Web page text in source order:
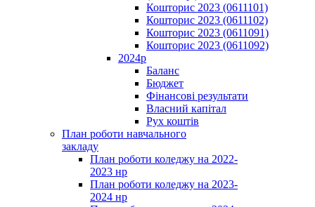
Кошторис 2023 (0611101)
Кошторис 2023 (0611102)
Кошторис 2023 (0611091)
Кошторис 2023 (0611092)
2024р
Баланс
Бюджет
Фінансові результати
Власний капітал
Рух коштів
План роботи навчального
закладу
План роботи коледжу на 2022-
2023 нр
План роботи коледжу на 2023-
2024 нр